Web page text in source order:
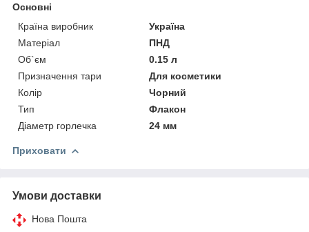
Основні
Країна виробник
Україна
Матеріал
ПНД
Об`єм
0.15 л
Призначення тари
Для косметики
Колір
Чорний
Тип
Флакон
Діаметр горлечка
24 мм
Приховати
Умови доставки
Нова Пошта